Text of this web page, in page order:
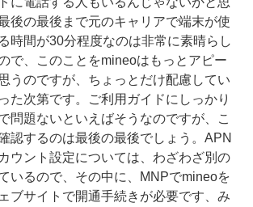
後の最後まで元のキャリアで端末が使
時間が30分程度なのは非常に素晴らし
で、このことをmineoはもっとアピー
うのですが、ちょっとだけ配慮してい
た次第です。ご利用ガイドにしっかり
問題ないといえばそうなのですが、こ
認するのは最後の最後でしょう。APN
ウント設定については、わざわざ別の
いるので、その中に、MNPでmineoを
ブサイトで開通手続きが必要です、み